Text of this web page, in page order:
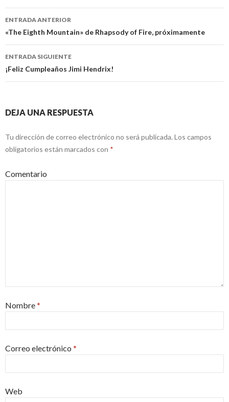
Navegación
de
entradas
ENTRADA ANTERIOR
«The Eighth Mountain» de Rhapsody of Fire, próximamente
ENTRADA SIGUIENTE
¡Feliz Cumpleaños Jimi Hendrix!
DEJA UNA RESPUESTA
Tu dirección de correo electrónico no será publicada. Los campos
obligatorios están marcados con *
Comentario
Nombre*
Correo electrónico *
Web